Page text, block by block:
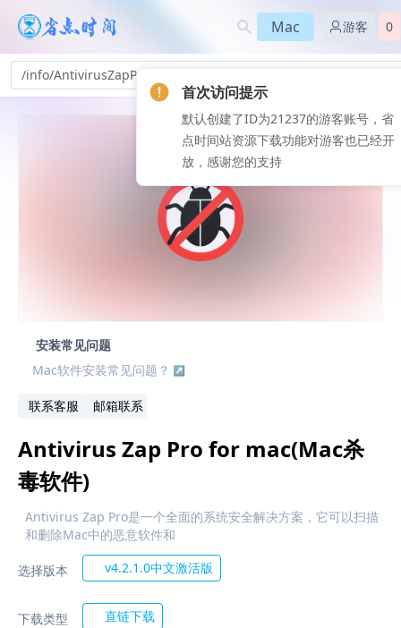
Mac 游客 0
/info/AntivirusZapPro-9f_324
安装常见问题
Mac软件安装常见问题？
联系客服 邮箱联系
Antivirus Zap Pro for mac(Mac杀
毒软件)
Antivirus Zap Pro是一个全面的系统安全解决方案，它可以扫描
和删除Mac中的恶意软件和
选择版本 v4.2.1.0中文激活版
下载类型 直链下载
首次访问提示
默认创建了ID为21237的游客账号，省
点时间站资源下载功能对游客也已经开
放，感谢您的支持